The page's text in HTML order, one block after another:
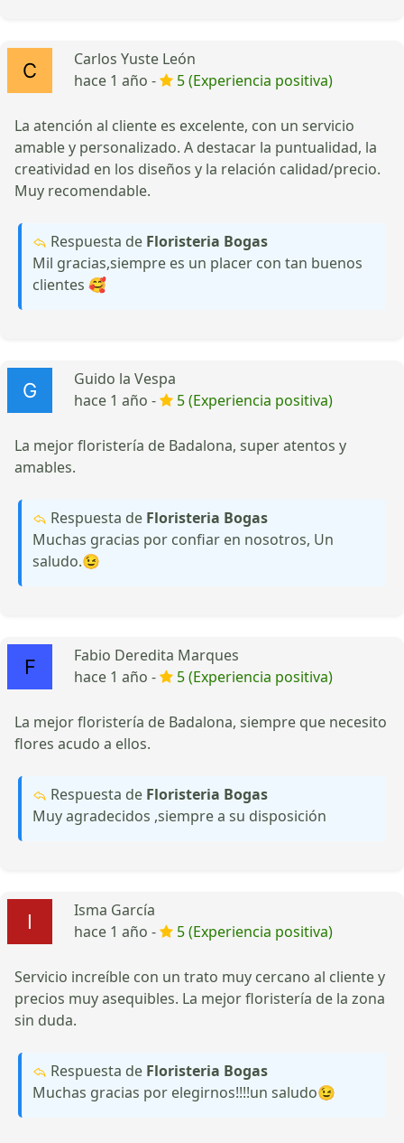
Carlos Yuste León
hace 1 año -
5 (Experiencia positiva)
La atención al cliente es excelente, con un servicio
amable y personalizado. A destacar la puntualidad, la
creatividad en los diseños y la relación calidad/precio.
Muy recomendable.
Respuesta de Floristeria Bogas
Mil gracias,siempre es un placer con tan buenos
clientes 🥰
Guido la Vespa
hace 1 año -
5 (Experiencia positiva)
La mejor floristería de Badalona, super atentos y
amables.
Respuesta de Floristeria Bogas
Muchas gracias por confiar en nosotros, Un
saludo.😉
Fabio Deredita Marques
hace 1 año -
5 (Experiencia positiva)
La mejor floristería de Badalona, siempre que necesito
flores acudo a ellos.
Respuesta de Floristeria Bogas
Muy agradecidos ,siempre a su disposición
Isma García
hace 1 año -
5 (Experiencia positiva)
Servicio increíble con un trato muy cercano al cliente y
precios muy asequibles. La mejor floristería de la zona
sin duda.
Respuesta de Floristeria Bogas
Muchas gracias por elegirnos!!!!un saludo😉